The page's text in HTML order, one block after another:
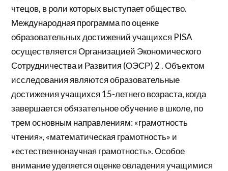
чтецов, в роли которых выступает общество.
Международная программа по оценке
образовательных достижений учащихся PISA
осуществляется Организацией Экономического
Сотрудничества и Развития (ОЭСР) 2 . Объектом
исследования являются образовательные
достижения учащихся 15-летнего возраста, когда
завершается обязательное обучение в школе, по
трем основным направлениям: «грамотность
чтения», «математическая грамотность» и
«естественнонаучная грамотность». Особое
внимание уделяется оценке овладения учащимися